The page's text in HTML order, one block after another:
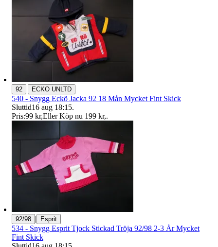
92 | ECKO UNLTD
540 - Snygg Eckö Jacka 92 18 Mån Mycket Fint Skick
Sluttid16 aug 18:15.
Pris:99 kr,Eller Köp nu 199 kr,.
92/98 | Esprit
534 - Snygg Esprit Tjock Stickad Tröja 92/98 2-3 År Mycket
Fint Skick